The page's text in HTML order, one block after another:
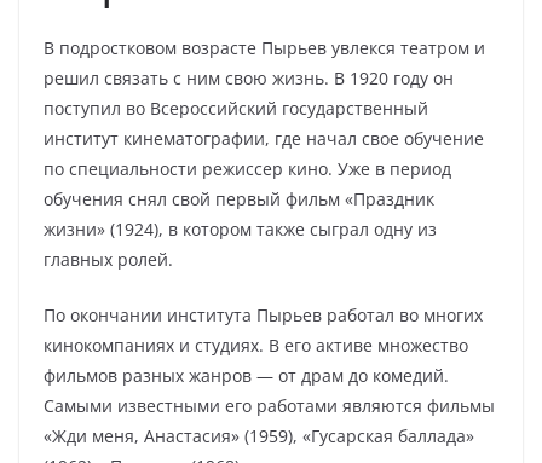
В подростковом возрасте Пырьев увлекся театром и
решил связать с ним свою жизнь. В 1920 году он
поступил во Всероссийский государственный
институт кинематографии, где начал свое обучение
по специальности режиссер кино. Уже в период
обучения снял свой первый фильм «Праздник
жизни» (1924), в котором также сыграл одну из
главных ролей.
По окончании института Пырьев работал во многих
кинокомпаниях и студиях. В его активе множество
фильмов разных жанров — от драм до комедий.
Самыми известными его работами являются фильмы
«Жди меня, Анастасия» (1959), «Гусарская баллада»